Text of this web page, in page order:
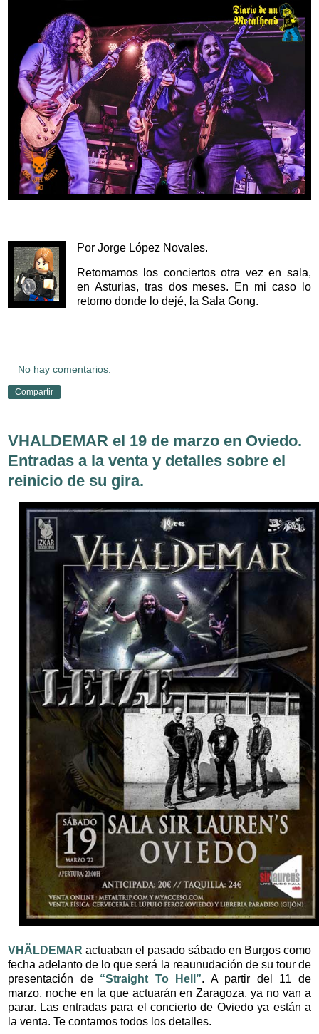
Por Jorge López Novales.
Retomamos los conciertos otra vez en sala,
en Asturias, tras dos meses. En mi caso lo
retomo donde lo dejé, la Sala Gong.
No hay comentarios:
Compartir
VHALDEMAR el 19 de marzo en Oviedo.
Entradas a la venta y detalles sobre el
reinicio de su gira.
VHÄLDEMAR actuaban el pasado sábado en Burgos como
fecha adelanto de lo que será la reaunudación de su tour de
presentación de “Straight To Hell”. A partir del 11 de
marzo, noche en la que actuarán en Zaragoza, ya no van a
parar. Las entradas para el concierto de Oviedo ya están a
la venta. Te contamos todos los detalles.